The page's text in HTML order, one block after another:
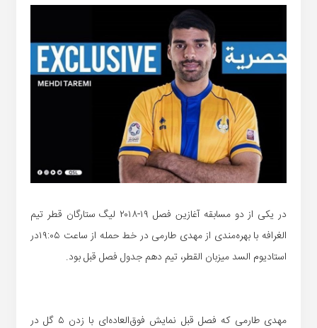
در یکی از دو مسابقه آغازین فصل ۱۹-۲۰۱۸ لیگ ستارگان قطر تیم
الغرافه با بهره‌مندی از مهدی طارمی در خط حمله از ساعت ۱۹:۰۵در
استادیوم السد میزبان القطر، تیم دهم جدول فصل قبل بود.
مهدی طارمی که فصل قبل نمایش فوق‌العاده‌ای با زدن ۵ گل در